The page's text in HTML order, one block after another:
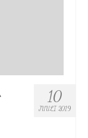
10
JUULI 2019